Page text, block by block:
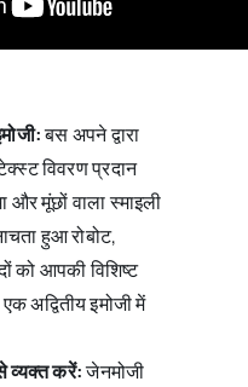
बस अपने द्वारा
विवरण प्रदान
मूंछों वाला स्माइली
हुआ रोबोट,
को आपकी विशिष्ट
अद्वितीय इमोजी में
व्यक्त करें:जेनमोजी